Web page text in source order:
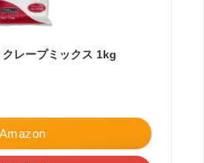
レープミックス 1kg
Amazon